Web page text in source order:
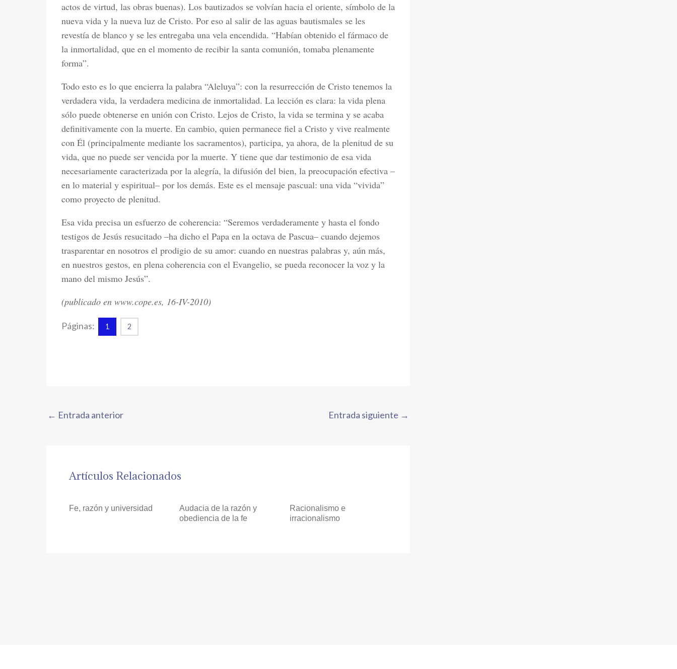
actos de virtud, las obras buenas). Los bautizados se volvían hacia el oriente, símbolo de la
nueva vida y la nueva luz de Cristo. Por eso al salir de las aguas bautismales se les
revestía de blanco y se les entregaba una vela encendida. “Habían obtenido el fármaco de
la inmortalidad, que en el momento de recibir la santa comunión, tomaba plenamente
forma”.
Todo esto es lo que encierra la palabra “Aleluya”: con la resurrección de Cristo tenemos la
verdadera vida, la verdadera medicina de inmortalidad. La lección es clara: la vida plena
sólo puede obtenerse en unión con Cristo. Lejos de Cristo, la vida se termina y se acaba
definitivamente con la muerte. En cambio, quien permanece fiel a Cristo y vive realmente
con Él (principalmente mediante los sacramentos), participa, ya ahora, de la plenitud de su
vida, que no puede ser vencida por la muerte. Y tiene que dar testimonio de esa vida
necesariamente caracterizada por la alegría, la difusión del bien, la preocupación efectiva –
en lo material y espiritual– por los demás. Este es el mensaje pascual: una vida “vivida”
como proyecto de plenitud.
Esa vida precisa un esfuerzo de coherencia: “Seremos verdaderamente y hasta el fondo
testigos de Jesús resucitado –ha dicho el Papa en la octava de Pascua– cuando dejemos
trasparentar en nosotros el prodigio de su amor: cuando en nuestras palabras y, aún más,
en nuestros gestos, en plena coherencia con el Evangelio, se pueda reconocer la voz y la
mano del mismo Jesús”.
(publicado en www.cope.es, 16-IV-2010)
Páginas: 1 2
← Entrada anterior Entrada siguiente →
Artículos Relacionados
Fe, razón y universidad
Audacia de la razón y
obediencia de la fe
Racionalismo e
irracionalismo